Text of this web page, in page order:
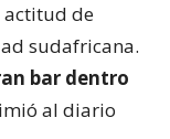
actitud de
sudafricana.
bar dentro
al diario